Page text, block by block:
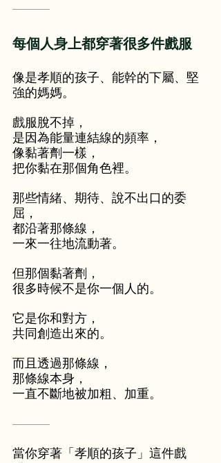
———
每個人身上都穿著很多件戲服
像是孝順的孩子、能幹的下屬、堅
強的媽媽。
戲服脫不掉，
是因為能量連結線的頻率，
像黏著劑一樣，
把你黏在那個角色裡。
那些情緒、期待、說不出口的委
屈，
都沿著那條線，
一來一往地流動著。
但那個黏著劑，
很多時候不是你一個人的。
它是你和對方，
共同創造出來的。
而且透過那條線，
那條線本身，
一直不斷地被加粗、加重。
———
當你穿著「孝順的孩子」這件戲